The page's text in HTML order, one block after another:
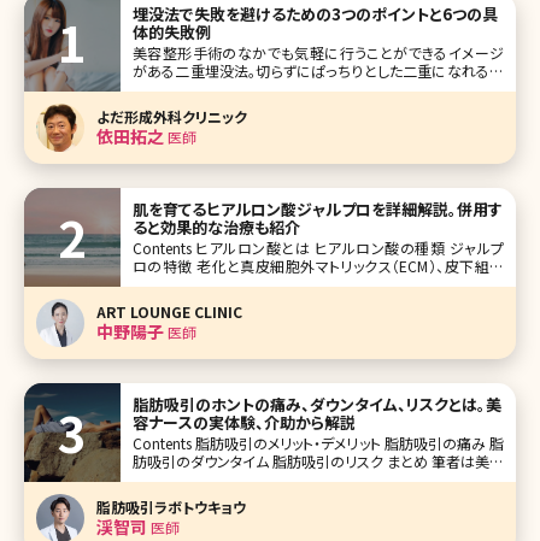
埋没法で失敗を避けるための3つのポイントと6つの具
体的失敗例
美容整形手術のなかでも気軽に行うことができるイメージ
がある二重埋没法。切らずにぱっちりとした二重になれる魔
法のような方法と考えられがちですが、実は二重埋没法で思
うような二重にならなかったいうケースも少なくありません。
ここで二重埋没法の失敗例を挙げながら、失敗しないために
覚えておきたいことについて詳し
よだ形成外科クリニック
依田拓之医師
肌を育てるヒアルロン酸ジャルプロを詳細解説。併用す
ると効果的な治療も紹介
Contents ヒアルロン酸とは ヒアルロン酸の種類 ジャルプ
ロの特徴 老化と真皮細胞外マトリックス（ECM）、皮下組織
のリガメントのお話 ジャルプロに似ている施術、組み合わせ
めとしたECM製剤で真皮を日頃からケアして
ART LOUNGE CLINIC
中野陽子医師
脂肪吸引のホントの痛み、ダウンタイム、リスクとは。美
容ナースの実体験、介助から解説
Contents 脂肪吸引のメリット・デメリット 脂肪吸引の痛み 脂
肪吸引のダウンタイム 脂肪吸引のリスク まとめ 筆者は美容
クリニックに勤務してから、様々な美容医療による治療を行
ってきました。肌のコンプレックスが大きかったため、美容皮
膚治療やスキンケ
脂肪吸引ラボトウキョウ
渓智司 医師